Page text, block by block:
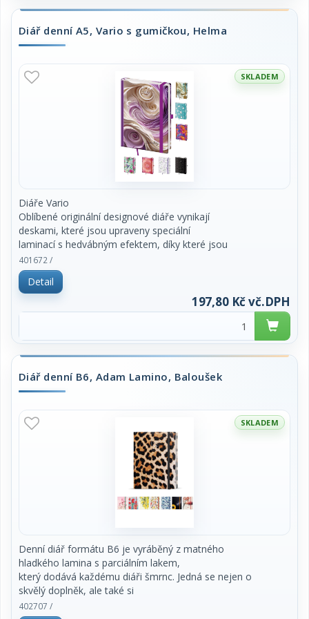
(měsíční přehled), plánovací
kalendář, telefonní předvolby, státní svátky České
a Slovenské republiky,
mezinárodní svátky, roční výhled, denní layout,
adresář, mapa Evropy a České a
Diář denní A5, Vario s gumičkou, Helma
SKLADEM
Diáře Vario
Oblíbené originální designové diáře vynikají
deskami, které jsou upraveny speciální
laminací s hedvábným efektem, díky které jsou
velmi příjemné na dotek. Doporučujeme
tamponový tisk.
Rozsah diáře: 352 stran
Motiv: Bubles, Lavender, Bliss, Romance, Coral,
Bloom, Matragi Eterico, Matragi
Diář obsahuje: osobní údaje, plánovač dovolené
(měsíční přehled), plánovací
kalendář, telefonní předvolby, státní svátky České
mezinárodní svátky, roční výhled, denní layout,
adresář, mapa Evropy a České a
401672 /
Detail
197,80 Kč vč.DPH
Diář denní B6, Adam Lamino, Baloušek
SKLADEM
Denní diář formátu B6 je vyráběný z matného
hladkého lamina s parciálním lakem,
který dodává každému diáři šmrnc. Jedná se nejen o
skvělý doplněk, ale také si
budete moci efektivněji plánovat Váš čas. Navíc se
402707 /